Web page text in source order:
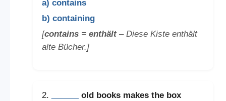
a) contains
b) containing
[contains = enthält– Diese Kiste enthält
alte Bücher.]
2.
old books makes the box